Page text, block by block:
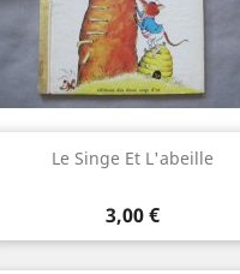
Le Singe Et L'abeille
Prix
3,00 €